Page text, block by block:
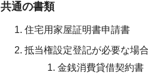
共通の書類
住宅用家屋証明書申請書
抵当権設定登記が必要な場
金銭消費貸借契約書